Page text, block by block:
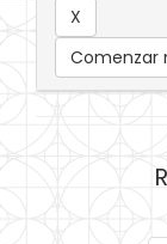
Comenzar